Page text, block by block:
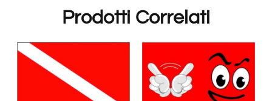
Prodotti Correlati